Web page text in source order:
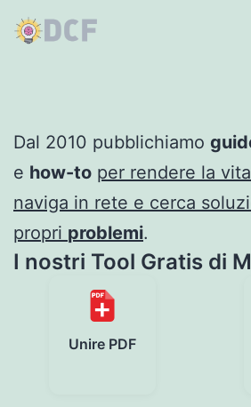
Salta
Dal 2010 pubblichiamo
e how-to per rendere la
naviga in rete e cerca
propri problemi.
I nostri Tool Gratis di
Unire PDF